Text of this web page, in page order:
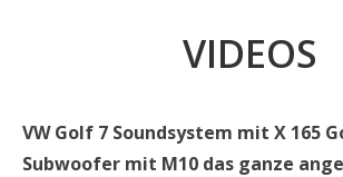
VIDEOS
VW Golf 7 Soundsystem mit X 165
Subwoofer mit M10 das ganze